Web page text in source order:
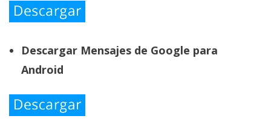
Descargar Mensajes de Google para
Android